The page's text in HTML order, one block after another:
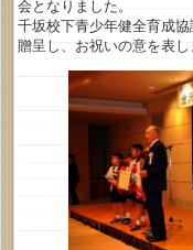
会となりました。
千坂校下青少年健全育成
贈呈し、お祝いの意を表し